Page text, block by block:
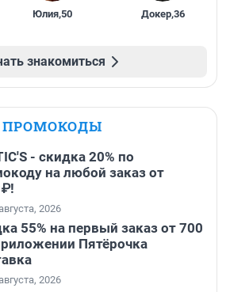
Юлия,50 Докер,36
знакомиться
ПРОМОКОДЫ
- скидка 20% по
на любой заказ от
2026
55% на первый заказ от 700
Пятёрочка
2026